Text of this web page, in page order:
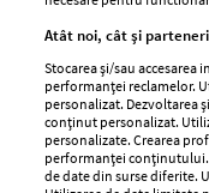
GSP
Unica
Baby
Retete
Atât noi, cât și
Stocarea și/sau
performanței reclamelor.
personalizat. Dezvoltarea
conținut personalizat.
personalizate. Crearea
performanței
de date din surse diferite.